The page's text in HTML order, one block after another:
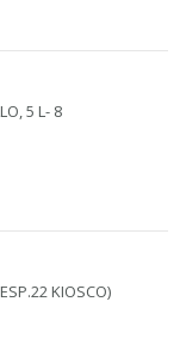
5 L- 8
KIOSCO)